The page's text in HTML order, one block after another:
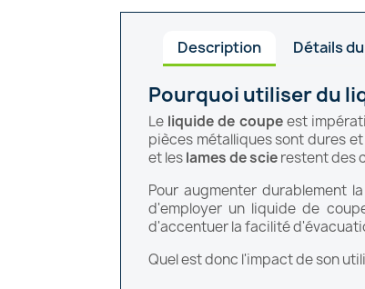
Description Détails
Pourquoi utiliser du
Le liquide de coupeest
pièces métalliques sont dures
et leslames de scierestent des
Pour augmenter durablement
d'employer un liquide de
d'accentuer la facilité
Quel est donc l'impact de son